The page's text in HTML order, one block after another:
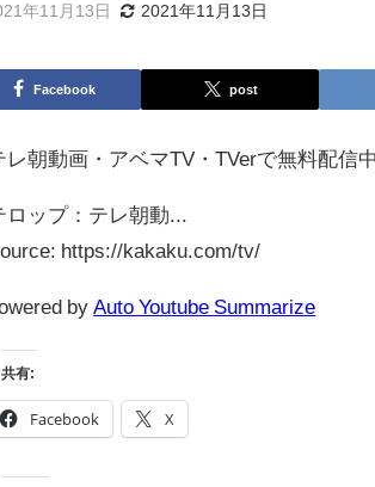
年11月13日 2021年11月13日
Facebook post
レ朝動画・アベマTV・TVerで無料配信
ロップ：テレ朝動...
https://kakaku.com/tv/
by Auto Youtube Summarize
共有:
Facebook X